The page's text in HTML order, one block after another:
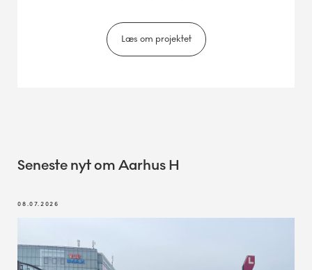
Læs om projektet
Seneste nyt om Aarhus H
08.07.2026